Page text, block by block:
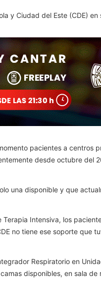
y Ciudad del Este (CDE)
pacientes a centros
desde octubre del
una disponible y que
Intensiva, los
no tiene ese soporte que
Respiratorio en
disponibles, en sala